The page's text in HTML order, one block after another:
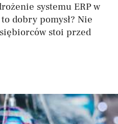
systemu ERP w
dobry pomysł? Nie
stoi przed